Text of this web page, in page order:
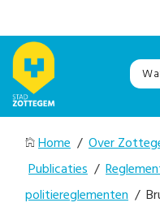
Home / Over
Publicaties /
politiereglementen /